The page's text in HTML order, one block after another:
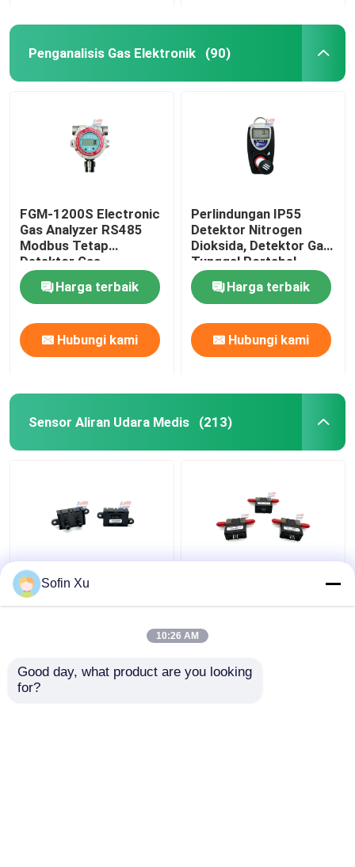
Penganalisis Gas Elektronik (90)
FGM-1200S Electronic
Gas Analyzer RS485
Modbus Tetap
Detektor Gas
Inframerah
Harga terbaik
Hubungi kami
Perlindungan IP55
Detektor Nitrogen
Dioksida, Detektor Gas
Tunggal Portabel
ToxiRAE II
Harga terbaik
Hubungi kami
Sensor Aliran Udara Medis (213)
HAFBLF0750CAAX5
Sensor Aliran Udara
Sofin Xu
10:26 AM
Good day, what product are you looking
for?